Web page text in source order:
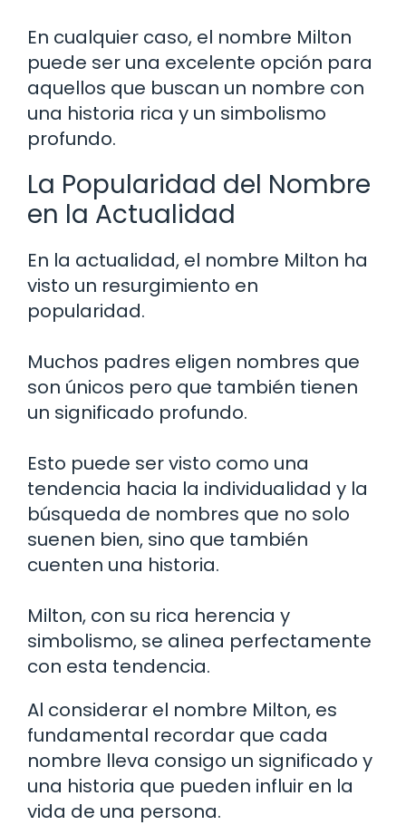
En cualquier caso, el nombre Milton
puede ser una excelente opción para
aquellos que buscan un nombre con
una historia rica y un simbolismo
profundo.
La Popularidad del Nombre
en la Actualidad
En la actualidad, el nombre Milton ha
visto un resurgimiento en
popularidad.
Muchos padres eligen nombres que
son únicos pero que también tienen
un significado profundo.
Esto puede ser visto como una
tendencia hacia la individualidad y la
búsqueda de nombres que no solo
suenen bien, sino que también
cuenten una historia.
Milton, con su rica herencia y
simbolismo, se alinea perfectamente
con esta tendencia.
Al considerar el nombre Milton, es
fundamental recordar que cada
nombre lleva consigo un significado y
una historia que pueden influir en la
vida de una persona.